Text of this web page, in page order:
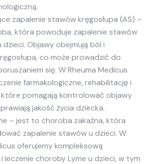
zapalenie stawów kręgosłupa (AS) –
która powoduje zapalenie stawów
dzieci. Objawy obejmują ból i
co może prowadzić do
się. W Rheuma Medicus
farmakologiczne, rehabilitację i
pomagają kontrolować objawy
jakość życia dziecka.
– jest to choroba zakaźna, która
zapalenie stawów u dzieci. W
oferujemy kompleksową
leczenie choroby Lyme u dzieci, w tym